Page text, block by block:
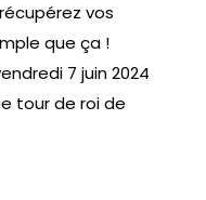
vos
que ça !
7 juin 2024
tour de roi de